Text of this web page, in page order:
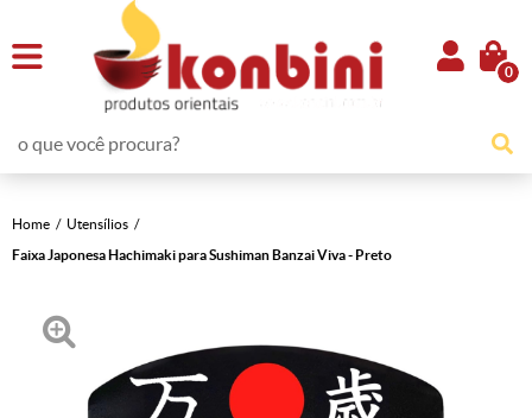
0
Home
Utensílios
Faixa Japonesa Hachimaki para Sushiman Banzai Viva - Preto